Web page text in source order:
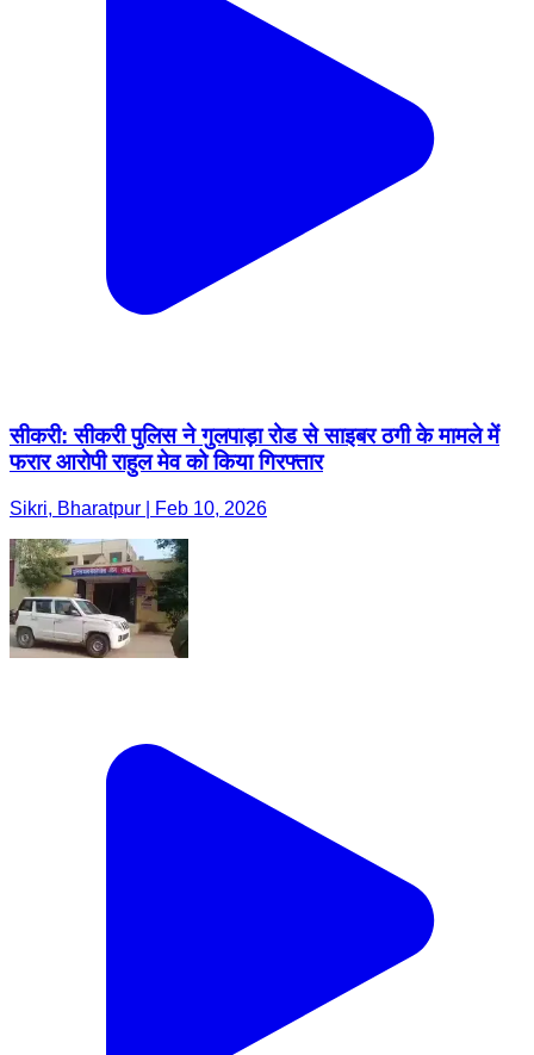
सीकरी: सीकरी पुलिस ने गुलपाड़ा रोड से साइबर ठगी के मामले में
फरार आरोपी राहुल मेव को किया गिरफ्तार
Sikri, Bharatpur | Feb 10, 2026